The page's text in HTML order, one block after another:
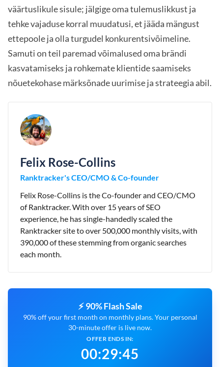
väärtuslikule sisule; jälgige oma tulemuslikkust ja
tehke vajaduse korral muudatusi, et jääda mängust
ettepoole ja olla turgudel konkurentsivõimeline.
Samuti on teil paremad võimalused oma brändi
kasvatamiseks ja rohkemate klientide saamiseks
nõuetekohase märksõnade uurimise ja strateegia abil.
Felix Rose-Collins
Ranktracker's CEO/CMO & Co-founder
Felix Rose-Collins is the Co-founder and CEO/CMO
of Ranktracker. With over 15 years of SEO
experience, he has single-handedly scaled the
Ranktracker site to over 500,000 monthly visits, with
390,000 of these stemming from organic searches
each month.
⚡ 90% Flash Sale
90% off your first month on monthly plans. Your personal
30-minute offer is live now.
OFFER ENDS IN:
00:29:44